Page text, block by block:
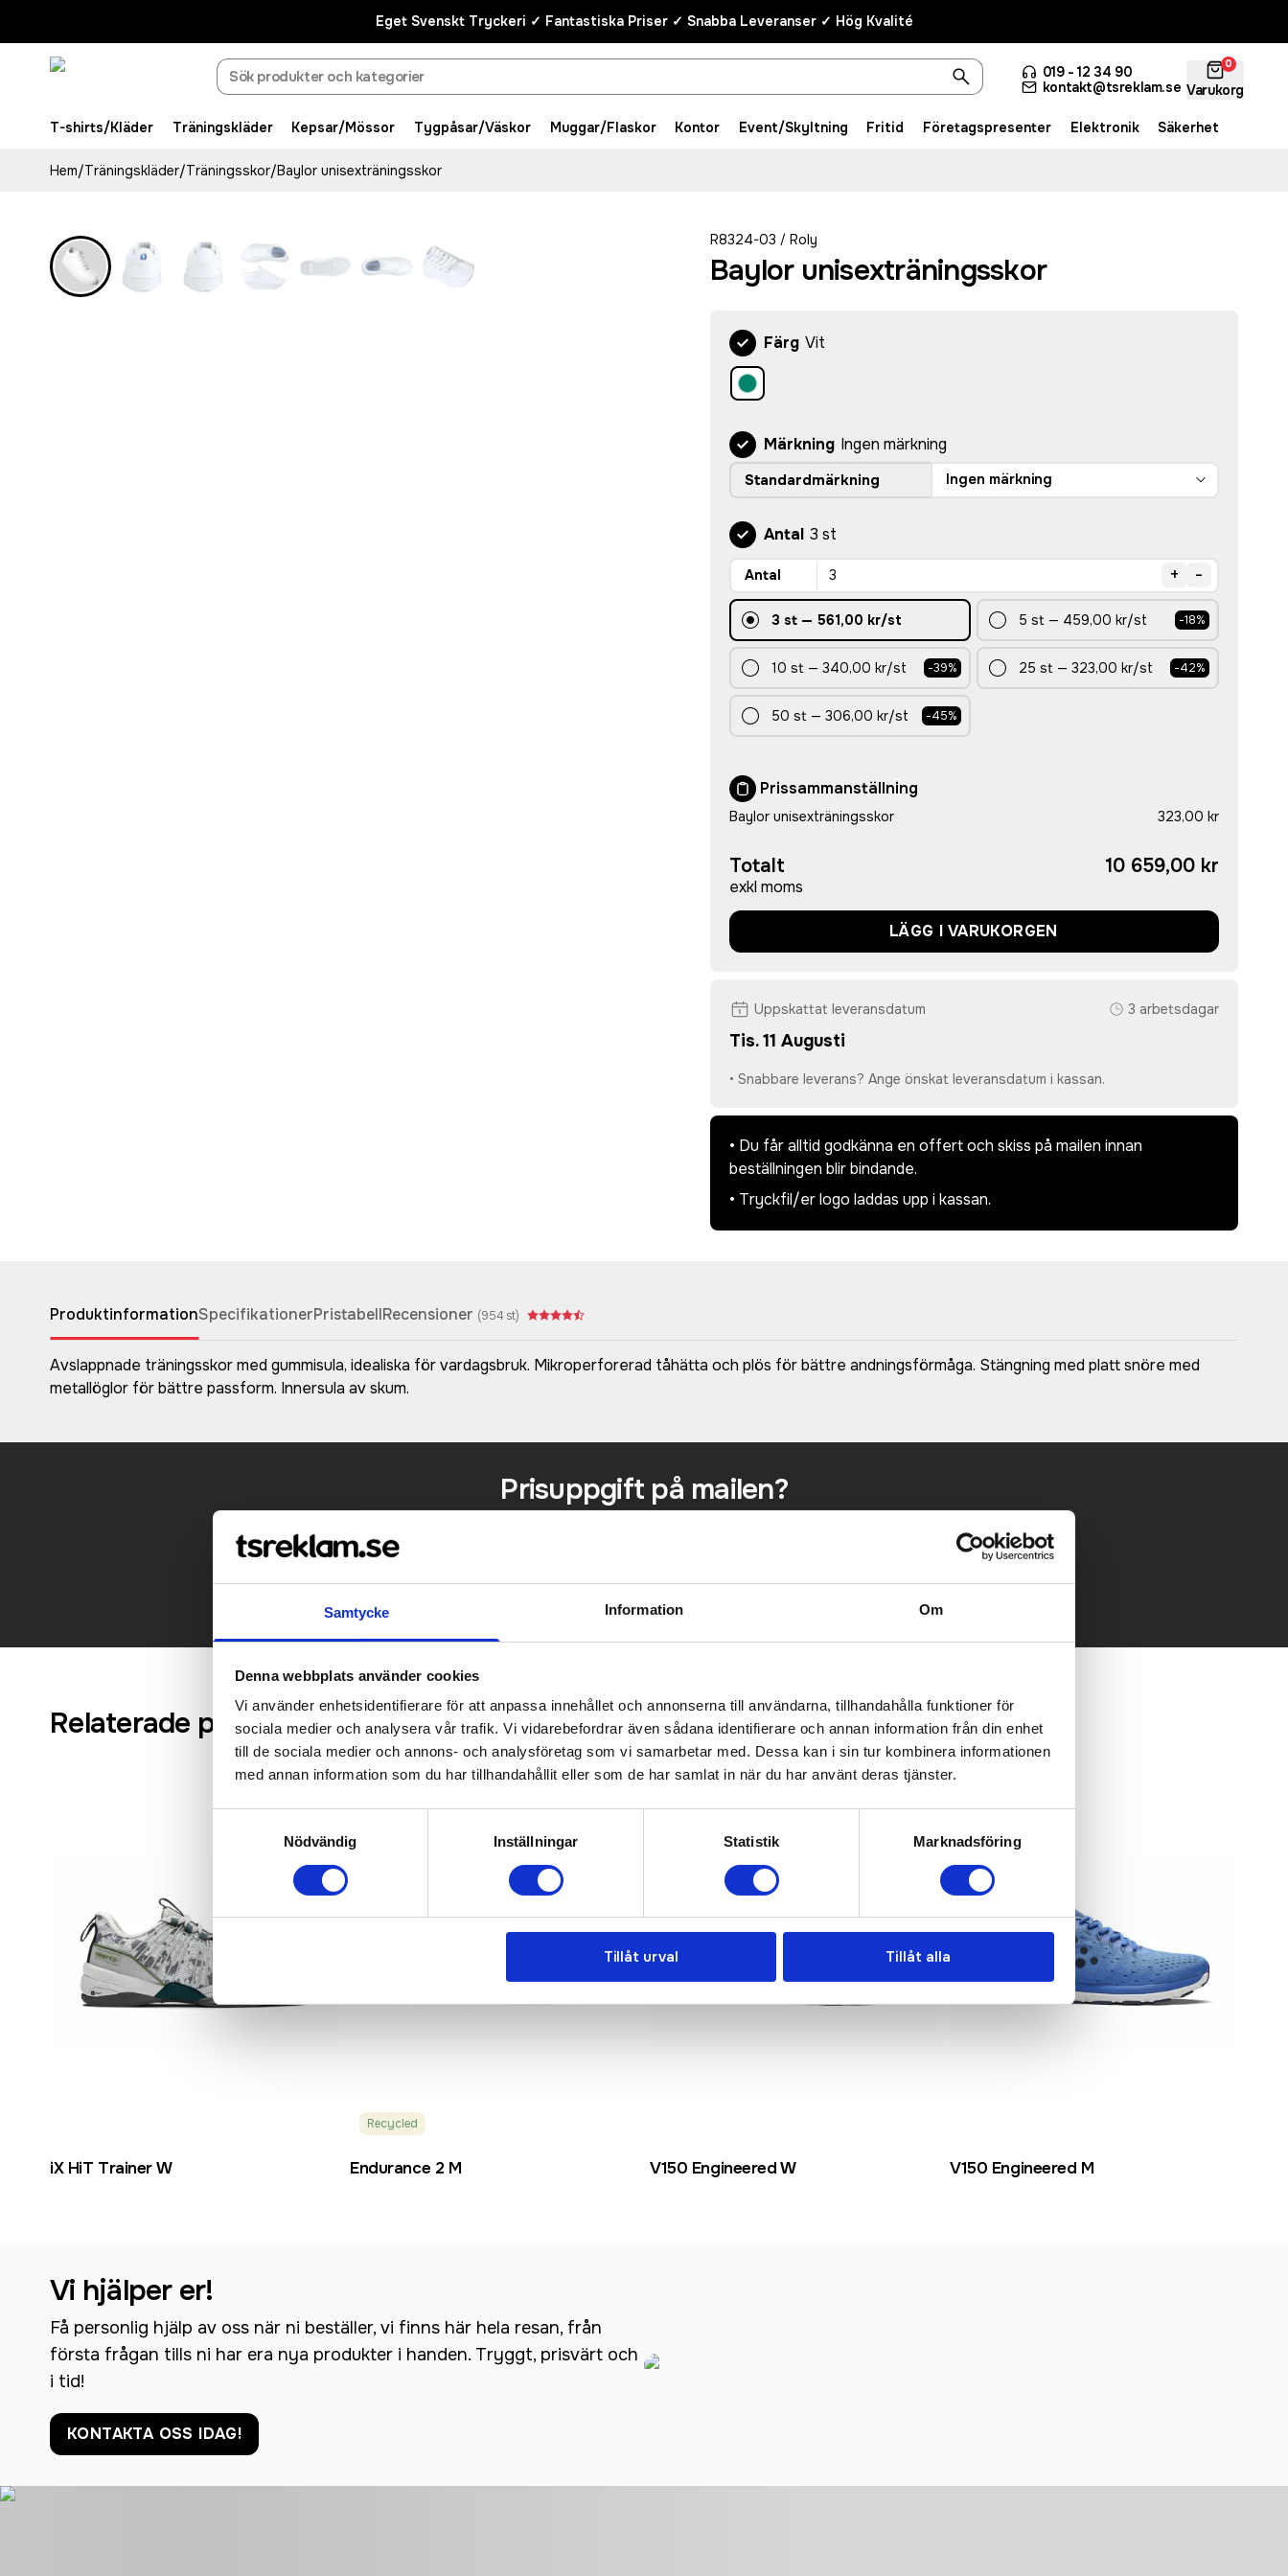
Samtycke Information Om
Denna webbplats använder cookies
Vi använder enhetsidentifierare för att anpassa innehållet och annonserna till användarna, tillhandahålla funktioner för
sociala medier och analysera vår trafik. Vi vidarebefordrar även sådana identifierare och annan information från din enhet
till de sociala medier och annons- och analysföretag som vi samarbetar med. Dessa kan i sin tur kombinera informationen
med annan information som du har tillhandahållit eller som de har samlat in när du har använt deras tjänster.
Nödvändig
Inställningar Statistik Marknadsföring
Tillåt urval Tillåt alla
Eget Svenskt Tryckeri ✓ Fantastiska Priser ✓ Snabba Leveranser ✓ Hög Kvalité
019 - 12 34 90
kontakt@tsreklam.se
0
Varukorg
T-shirts/Kläder Träningskläder Kepsar/Mössor Tygpåsar/Väskor Muggar/Flaskor Kontor Event/Skyltning Fritid Företagspresenter Elektronik Säkerhet
Hem/Träningskläder/Träningsskor/Baylor unisexträningsskor
R8324-03 / Roly
Baylor unisexträningsskor
Färg Vit
Märkning Ingen märkning
Standardmärkning Ingen märkning
Antal 3 st
Antal + -
3 st— 561,00 kr/st 5 st — 459,00 kr/st -18%
10 st — 340,00 kr/st -39% 25 st —323,00 kr/st -42%
50 st — 306,00 kr/st -45%
Prissammanställning
Baylor unisexträningsskor 323,00 kr
Totalt
exkl moms
10 659,00 kr
LÄGG I VARUKORGEN
Uppskattat leveransdatum 3 arbetsdagar
Tis. 11 Augusti
• Snabbare leverans? Ange önskat leveransdatum i kassan.
• Du får alltid godkänna en offert och skiss på mailen innan
beställningen blir bindande.
• Tryckfil/er logo laddas upp i kassan.
ProduktinformationSpecifikationerPristabellRecensioner (954 st)
Avslappnade träningsskor med gummisula, idealiska för vardagsbruk. Mikroperforerad tåhätta och plös för bättre andningsförmåga. Stängning med platt snöre med
metallöglor för bättre passform. Innersula av skum.
Prisuppgift på mailen?
Relaterade produkter
iX HiT Trainer W
Recycled
Endurance 2 M V150 Engineered W V150 Engineered M
Vi hjälper er!
Få personlig hjälp av oss när ni beställer, vi finns här hela resan, från
första frågan tills ni har era nya produkter i handen. Tryggt, prisvärt och
i tid!
KONTAKTA OSS IDAG!